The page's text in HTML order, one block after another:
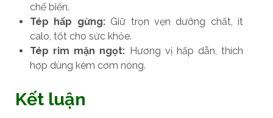
chế biến.
Tép hấp gừng:Giữ trọn vẹn dưỡng chất, ít
calo, tốt cho sức khỏe.
Tép rim mặn ngọt: Hương vị hấp dẫn, thích
hợp dùng kèm cơm nóng.
Kết luận